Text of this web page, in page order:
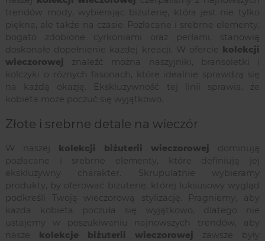
trendów mody, wybierając biżuterię, która jest nie tylko
piękna, ale także na czasie. Pozłacane i srebrne elementy,
bogato zdobione cyrkoniami oraz perłami, stanowią
doskonałe dopełnienie każdej kreacji. W ofercie kolekcji
wieczorowej znaleźć można naszyjniki, bransoletki i
kolczyki o różnych fasonach, które idealnie sprawdzą się
na każdą okazję. Ekskluzywność tej linii sprawia, że
kobieta może poczuć się wyjątkowo.
Złote i srebrne detale na wieczór
W naszej kolekcji biżuterii wieczorowej dominują
pozłacane i srebrne elementy, które definiują jej
ekskluzywny charakter. Skrupulatnie wybieramy
produkty, by oferować biżuterię, której luksusowy wygląd
podkreśli Twoją wieczorową stylizację. Pragniemy, aby
każda kobieta poczuła się wyjątkowo, dlatego nie
ustajemy w poszukiwaniu najnowszych trendów, aby
nasze kolekcje biżuterii wieczorowej zawsze były